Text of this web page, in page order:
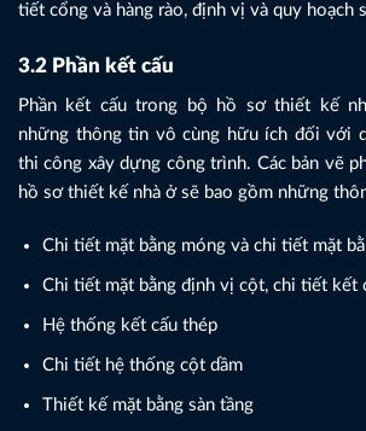
tiết cổng và hàng rào, định vị và quy hoạch
3.2 Phần kết cấu
Phần kết cấu trong bộ hồ sơ thiết kế
những thông tin vô cùng hữu ích đối với
thi công xây dựng công trình. Các bản vẽ
hồ sơ thiết kế nhà ở sẽ bao gồm những
Chi tiết mặt bằng móng và chi tiết mặt
Chi tiết mặt bằng định vị cột, chi tiết kết
Hệ thống kết cấu thép
Chi tiết hệ thống cột dầm
Thiết kế mặt bằng sàn tầng